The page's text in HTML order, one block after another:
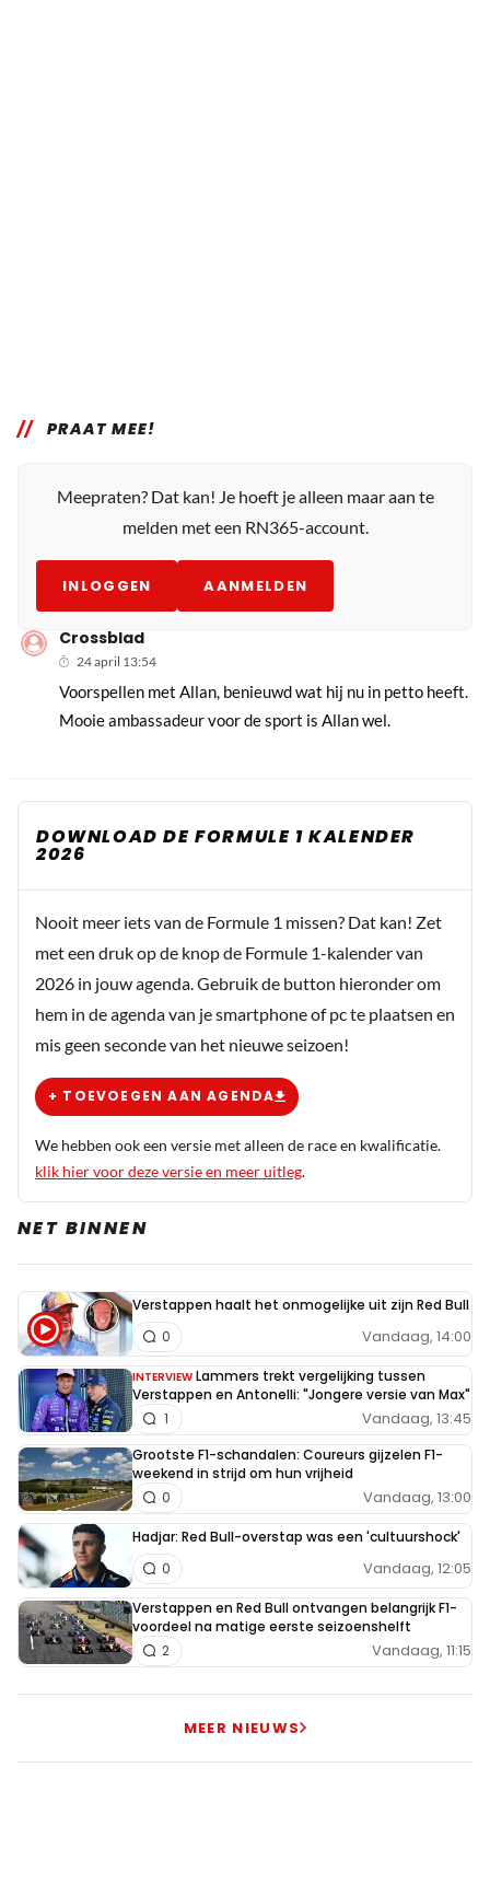
PRAAT MEE!
Meepraten? Dat kan! Je hoeft je alleen maar aan te
melden met een RN365-account.
INLOGGEN AANMELDEN
Crossblad
24 april 13:54
Voorspellen met Allan, benieuwd wat hij nu in petto heeft.
Mooie ambassadeur voor de sport is Allan wel.
DOWNLOAD DE FORMULE 1 KALENDER
2026
Nooit meer iets van de Formule 1 missen? Dat kan! Zet
met een druk op de knop de Formule 1-kalender van
2026 in jouw agenda. Gebruik de button hieronder om
hem in de agenda van je smartphone of pc te plaatsen en
mis geen seconde van het nieuwe seizoen!
+ TOEVOEGEN AAN AGENDA
We hebben ook een versie met alleen de race en kwalificatie.
klik hier voor deze versie en meer uitleg.
NET BINNEN
Verstappen haalt het onmogelijke uit zijn Red Bull
Vandaag, 14:00
0
INTERVIEW Lammers trekt vergelijking tussen
Verstappen en Antonelli: "Jongere versie van Max"
Vandaag, 13:45
1
Grootste F1-schandalen: Coureurs gijzelen F1-
weekend in strijd om hun vrijheid
Vandaag, 13:00
0
Hadjar: Red Bull-overstap was een 'cultuurshock'
Vandaag, 12:05
0
Verstappen en Red Bull ontvangen belangrijk F1-
voordeel na matige eerste seizoenshelft
Vandaag, 11:15
2
MEER NIEUWS